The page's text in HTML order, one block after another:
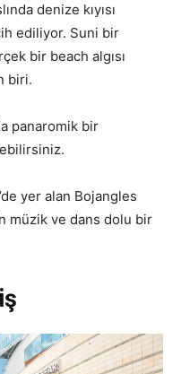
denize kıyısı
ediliyor. Suni bir
bir beach algısı
biri.
panaromik bir
yer alan Bojangles
müzik ve dans dolu bir